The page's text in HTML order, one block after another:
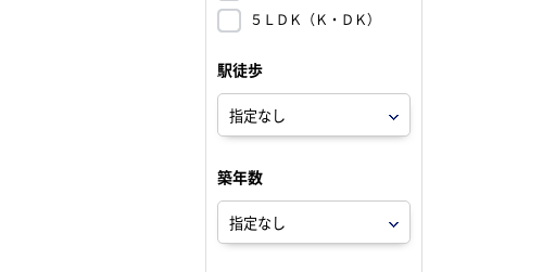
５ＬＤＫ（Ｋ・ＤＫ）
駅徒歩
築年数